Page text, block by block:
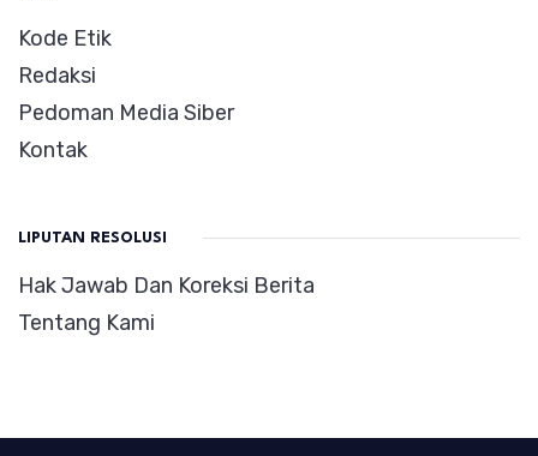
Kode Etik
Redaksi
Pedoman Media Siber
Kontak
LIPUTAN RESOLUSI
Hak Jawab Dan Koreksi Berita
Tentang Kami